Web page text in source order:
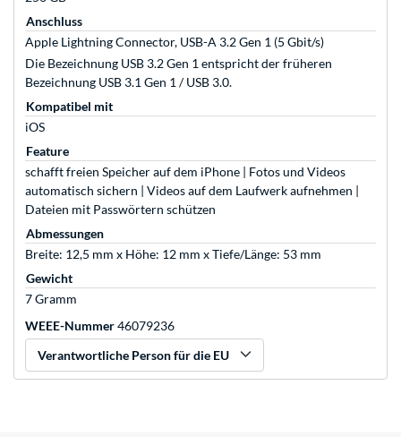
Anschluss
Apple Lightning Connector, USB-A 3.2 Gen 1 (5 Gbit/s)
Die Bezeichnung USB 3.2 Gen 1 entspricht der früheren
Bezeichnung USB 3.1 Gen 1 / USB 3.0.
Kompatibel mit
iOS
Feature
schafft freien Speicher auf dem iPhone | Fotos und Videos
automatisch sichern | Videos auf dem Laufwerk aufnehmen |
Dateien mit Passwörtern schützen
Abmessungen
Breite: 12,5 mm x Höhe: 12 mm x Tiefe/Länge: 53 mm
Gewicht
7 Gramm
WEEE-Nummer46079236
Verantwortliche Person für die EU